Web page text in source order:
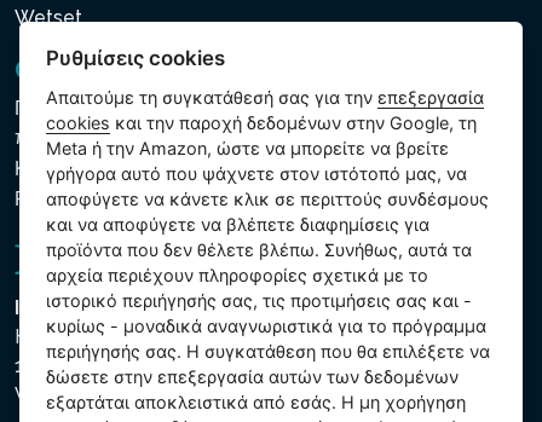
Wetset
GDPR και Cookies
Πολιτική προστασίας προσωπικών και λοιπών δεδομένων
που υποβάλλονται σε επεξεργασία
Κανόνες χρήσης των αρχείων cookie
Ρυθμίσεις cookies
Intex Trading, s.r.o.
Hradecká 2526/3
130 00 Praha 3
Vinohrady - Česká republika
Ρυθμίσεις cookies
Απαιτούμε τη συγκατάθεσή σας για τηνεπεξεργασία
cookies και την παροχή δεδομένων στην Google, τη
Meta ή την Amazon, ώστε να μπορείτε να βρείτε
γρήγορα αυτό που ψάχνετε στον ιστότοπό μας, να
αποφύγετε να κάνετε κλικ σε περιττούς συνδέσμους
και να αποφύγετε να βλέπετε διαφημίσεις για
προϊόντα που δεν θέλετε βλέπω. Συνήθως, αυτά τα
αρχεία περιέχουν πληροφορίες σχετικά με το
ιστορικό περιήγησής σας, τις προτιμήσεις σας και -
κυρίως - μοναδικά αναγνωριστικά για το πρόγραμμα
περιήγησής σας. Η συγκατάθεση που θα επιλέξετε να
δώσετε στην επεξεργασία αυτών των δεδομένων
εξαρτάται αποκλειστικά από εσάς. Η μη χορήγηση